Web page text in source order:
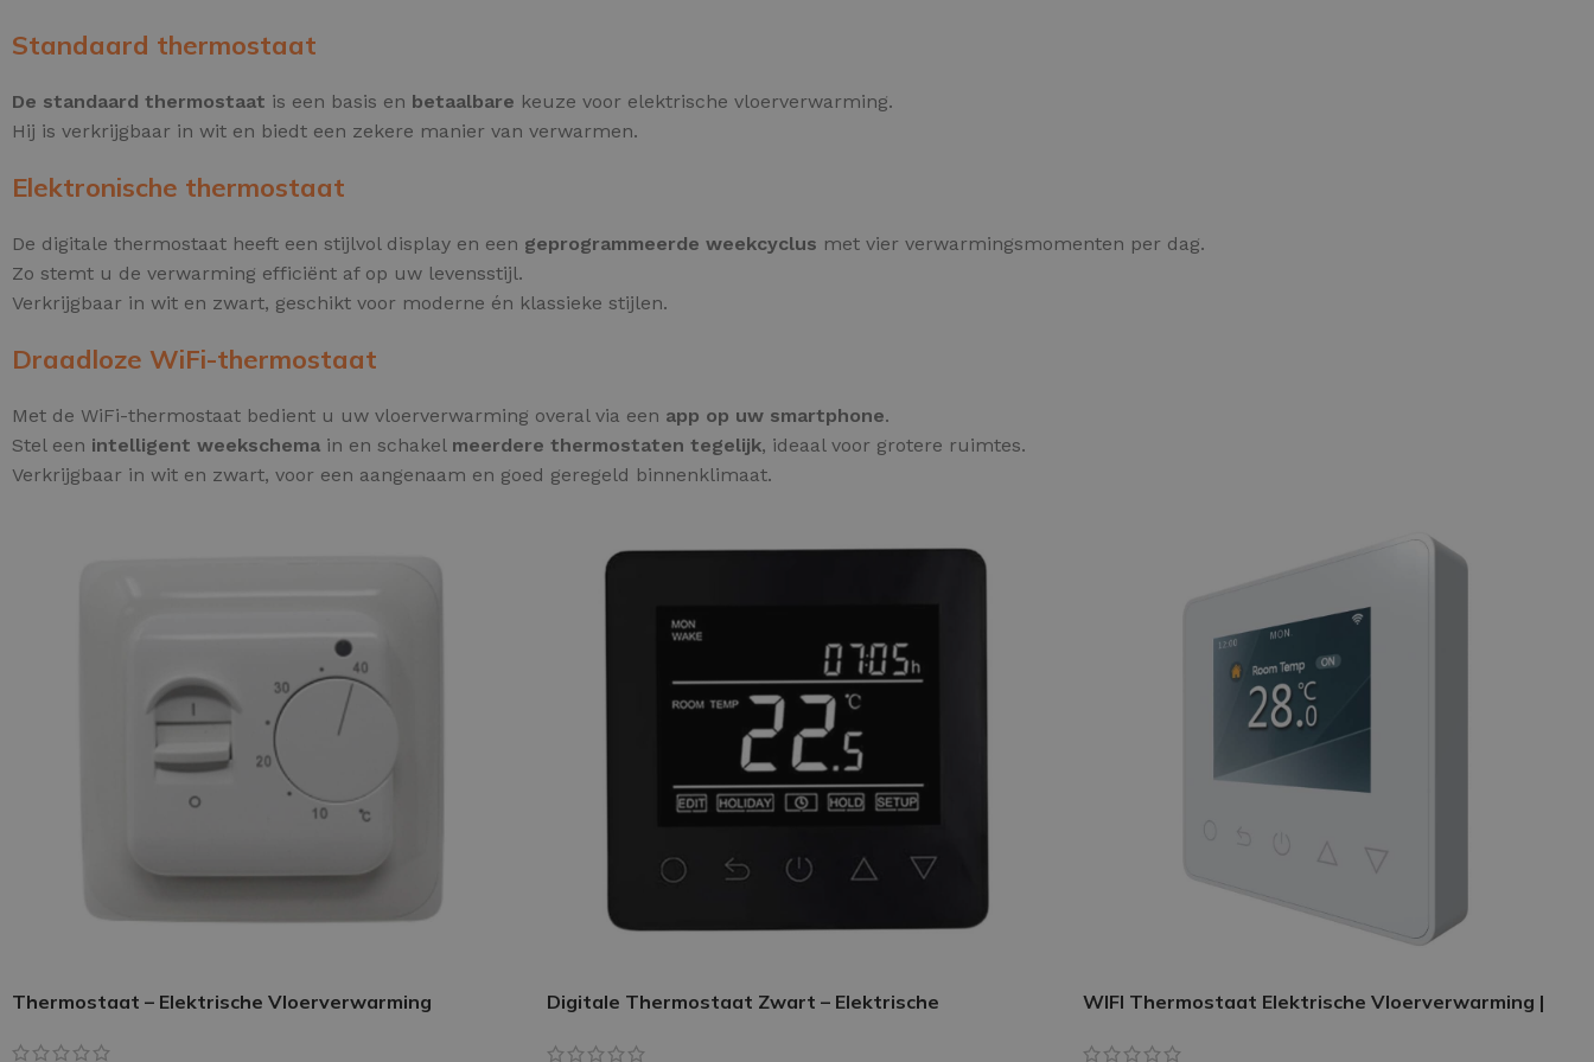
Standaard thermostaat
De standaard thermostaat is een basis en betaalbare keuze voor elektrische vloerverwarming.
Hij is verkrijgbaar in wit en biedt een zekere manier van verwarmen.
Elektronische thermostaat
De digitale thermostaat heeft een stijlvol display en een geprogrammeerde weekcyclus met vier verwarmingsmomenten per dag.
Zo stemt u de verwarming efficiënt af op uw levensstijl.
Verkrijgbaar in wit en zwart, geschikt voor moderne én klassieke stijlen.
Draadloze WiFi-thermostaat
Met de WiFi-thermostaat bedient u uw vloerverwarming overal via een app op uw smartphone.
Stel een intelligent weekschema in en schakel meerdere thermostaten tegelijk, ideaal voor grotere ruimtes.
Verkrijgbaar in wit en zwart, voor een aangenaam en goed geregeld binnenklimaat.
Thermostaat – Elektrische Vloerverwarming
Digitale Thermostaat Zwart – Elektrische
WIFI Thermostaat Elektrische Vloerverwarming |